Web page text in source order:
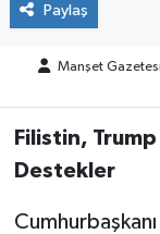
Paylaş
Manşet Gazetesi
Filistin,
Destekler